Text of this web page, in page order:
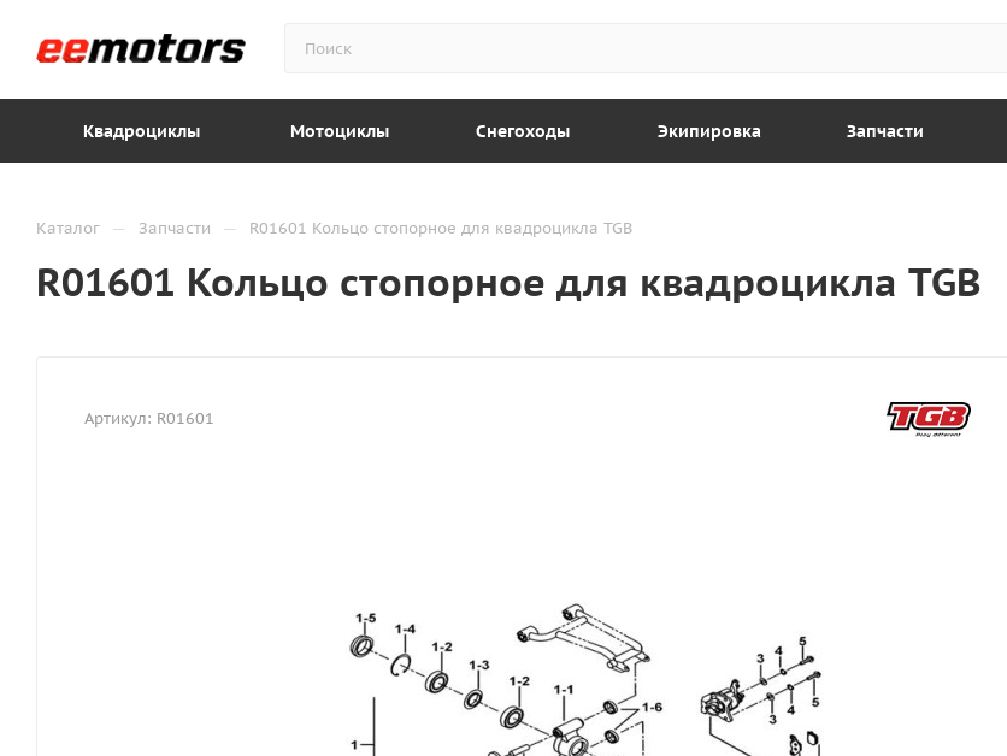
Квадроциклы Мотоциклы Снегоходы Экипировка Запчасти
Каталог — Запчасти — R01601 Кольцо стопорное для квадроцикла TGB
R01601 Кольцо стопорное для квадроцикла TGB
Артикул: R01601